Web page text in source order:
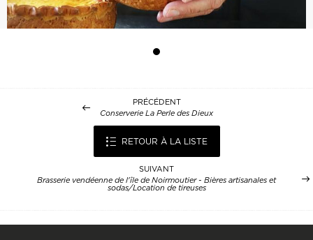
PRÉCÉDENT
Conserverie La Perle des Dieux
RETOUR À LA LISTE
SUIVANT
Brasserie vendéenne de l'île de Noirmoutier - Bières artisanales et
sodas/Location de tireuses